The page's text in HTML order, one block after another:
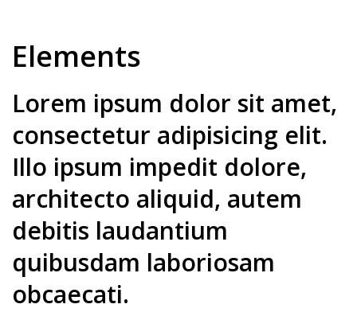
Elements
Lorem ipsum dolor sit amet,
consectetur adipisicing elit.
Illo ipsum impedit dolore,
architecto aliquid, autem
debitis laudantium
quibusdam laboriosam
obcaecati.